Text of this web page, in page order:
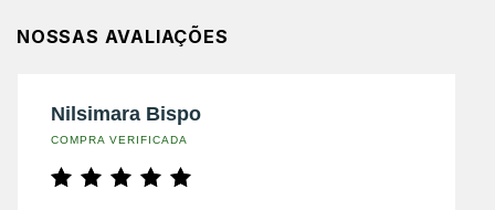
NOSSAS AVALIAÇÕES
Nilsimara Bispo
COMPRA VERIFICADA